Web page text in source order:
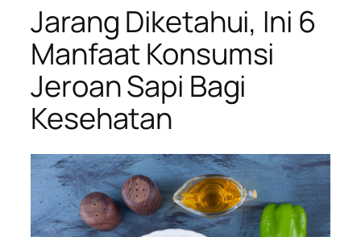
Jarang Diketahui, Ini 6
Manfaat Konsumsi
Jeroan Sapi Bagi
Kesehatan